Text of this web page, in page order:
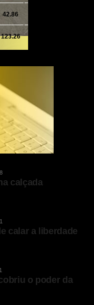
calçada
calar a liberdade
o poder da